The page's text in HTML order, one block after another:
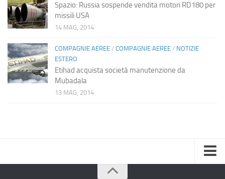
Spazio: Russia sospende vendita motori RD180 per
missili USA
14 MAG, 2014
COMPAGNIE AEREE / COMPAGNIE AEREE / NOTIZIE
ESTERO
Etihad acquista società manutenzione da
Mubadala
13 MAG, 2014